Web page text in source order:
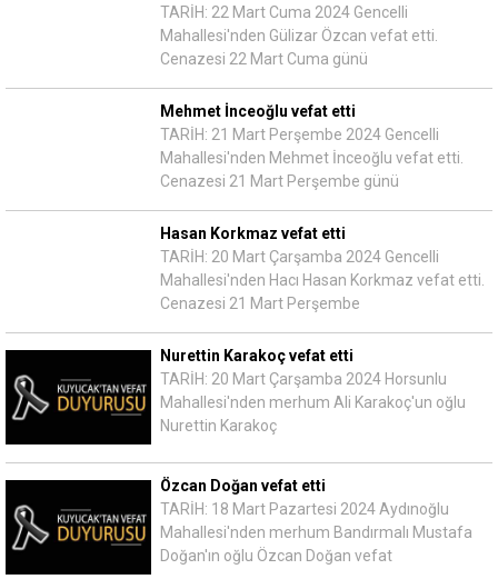
TARİH: 22 Mart Cuma 2024 Gencelli
Mahallesi'nden Gülizar Özcan vefat etti.
Cenazesi 22 Mart Cuma günü
Mehmet İnceoğlu vefat etti
TARİH: 21 Mart Perşembe 2024 Gencelli
Mahallesi'nden Mehmet İnceoğlu vefat etti.
Cenazesi 21 Mart Perşembe günü
Hasan Korkmaz vefat etti
TARİH: 20 Mart Çarşamba 2024 Gencelli
Mahallesi'nden Hacı Hasan Korkmaz vefat etti.
Cenazesi 21 Mart Perşembe
Nurettin Karakoç vefat etti
TARİH: 20 Mart Çarşamba 2024 Horsunlu
Mahallesi'nden merhum Ali Karakoç'un oğlu
Nurettin Karakoç
Özcan Doğan vefat etti
TARİH: 18 Mart Pazartesi 2024 Aydınoğlu
Mahallesi'nden merhum Bandırmalı Mustafa
Doğan'ın oğlu Özcan Doğan vefat